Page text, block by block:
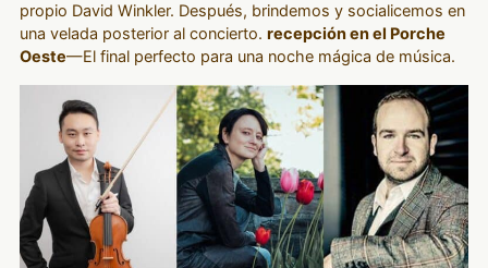
propio David Winkler. Después, brindemos y socialicemos en
una velada posterior al concierto. recepción en el Porche
Oeste—El final perfecto para una noche mágica de música.